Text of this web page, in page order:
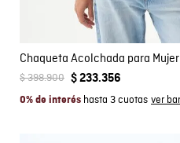
L
M
S
Chaqueta Acolchada para Mujer
$398.900 $233.356
0% de interés hasta 3 cuotas